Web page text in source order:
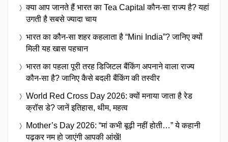
क्या आप जानते हैं भारत का Tea Capital कौन-सा राज्य है? यहां
उगती है सबसे ज्यादा चाय
भारत का कौन-सा शहर कहलाता है “Mini India”? जानिए क्यों
मिली यह खास पहचान
भारत का पहला पूरी तरह डिजिटल बैंकिंग अपनाने वाला राज्य
कौन-सा है? जानिए कैसे बदली बैंकिंग की तस्वीर
World Red Cross Day 2026: क्यों मनाया जाता है रेड
क्रॉस डे? जानें इतिहास, थीम, महत्व
Mother’s Day 2026: “मां कभी बूढ़ी नहीं होती…” ये कहानी
पढ़कर नम हो जाएंगी आपकी आंखें!